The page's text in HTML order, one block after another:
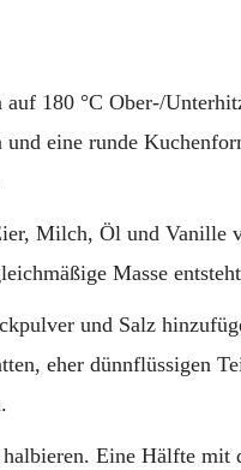
auf 180 °C Ober-/
und eine runde
Milch, Öl und Vanille
Masse
und Salz
eher dünnflüssigen
Eine Hälfte mit